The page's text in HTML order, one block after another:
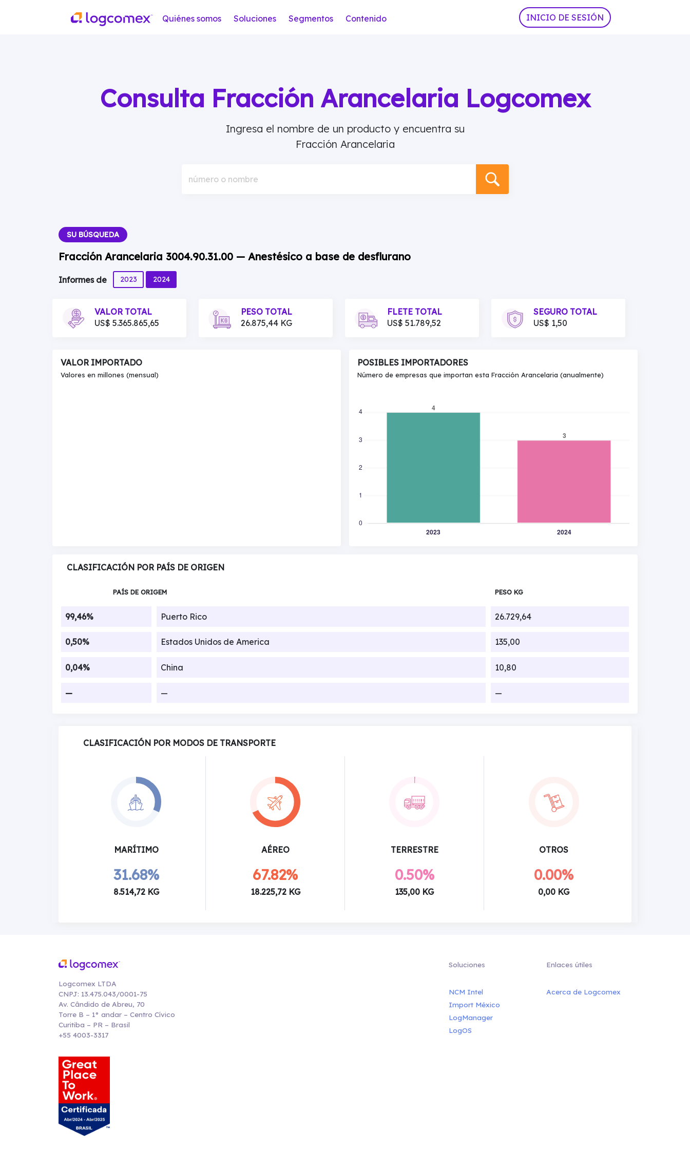
Quiénes somos Soluciones Segmentos Contenido INICIO DE SESIÓN
Consulta Fracción Arancelaria Logcomex
Ingresa el nombre de un producto y encuentra su
Fracción Arancelaria
número o nombre
SU BÚSQUEDA
Fracción Arancelaria 3004.90.31.00 — Anestésico a base de desflurano
Informes de 2023 2024
VALOR TOTAL
US$ 5.365.865,65
PESO TOTAL
26.875,44 KG
FLETE TOTAL
US$ 51.789,52
SEGURO TOTAL
US$ 1,50
VALOR IMPORTADO
Valores en millones (mensual)
POSIBLES IMPORTADORES
Número de empresas que importan esta Fracción Arancelaria (anualmente)
CLASIFICACIÓN POR PAÍS DE ORIGEN
PAÍS DE ORIGEM PESO KG
99,46% Puerto Rico 26.729,64
0,50% Estados Unidos de America 135,00
0,04% China 10,80
— — —
CLASIFICACIÓN POR MODOS DE TRANSPORTE
MARÍTIMO
31.68%
8.514,72 KG
AÉREO
67.82%
18.225,72 KG
TERRESTRE
0.50%
135,00 KG
OTROS
0.00%
0,00 KG
Logcomex LTDA
CNPJ: 13.475.043/0001-75
Av. Cândido de Abreu, 70
Torre B – 1° andar – Centro Cívico
Curitiba – PR – Brasil
+55 4003-3317
Soluciones
NCM Intel
Import México
LogManager
LogOS
Enlaces útiles
Acerca de Logcomex